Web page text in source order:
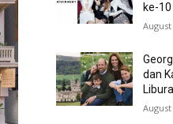
ke-
August
dan
August